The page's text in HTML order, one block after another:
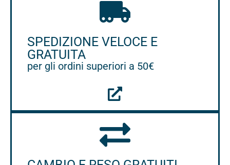
SPEDIZIONE VELOCE E
GRATUITA
per gli ordini superiori a 50€